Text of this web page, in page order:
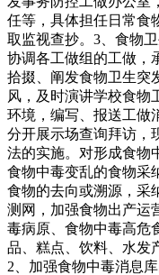
任等，具体担任日常食
取监视查抄。3、食物
协调各工做组的工做，
拾掇、阐发食物卫生突
风，及时演讲学校食物
环境，编写、报送工做
分开展示场查询拜访，
法的实施。对形成食物
食物中毒变乱的食物采
食物的去向或溯源，采
测网，加强食物出产运
毒病原、食物中毒高危
品、糕点、饮料、水发
2、加强食物中毒消息